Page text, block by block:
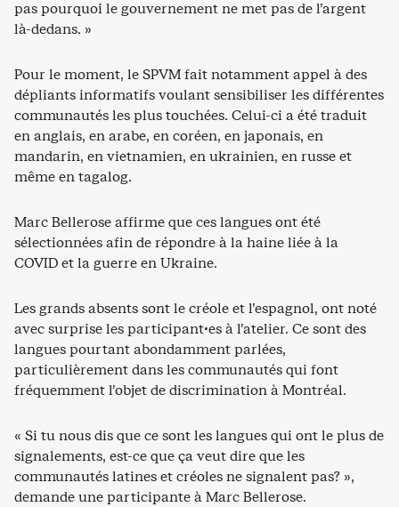
pas pourquoi le gouvernement ne met pas de l’argent
là-dedans. »
Pour le moment, le SPVM fait notamment appel à des
dépliants informatifs voulant sensibiliser les différentes
communautés les plus touchées. Celui-ci a été traduit
en anglais, en arabe, en coréen, en japonais, en
mandarin, en vietnamien, en ukrainien, en russe et
même en tagalog.
Marc Bellerose affirme que ces langues ont été
sélectionnées afin de répondre à la haine liée à la
COVID et la guerre en Ukraine.
Les grands absents sont le créole et l’espagnol, ont noté
avec surprise les participant·es à l’atelier. Ce sont des
langues pourtant abondamment parlées,
particulièrement dans les communautés qui font
fréquemment l’objet de discrimination à Montréal.
« Si tu nous dis que ce sont les langues qui ont le plus de
signalements, est-ce que ça veut dire que les
communautés latines et créoles ne signalent pas? »,
demande une participante à Marc Bellerose.